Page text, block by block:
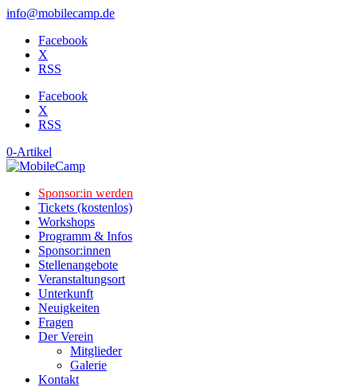
info@mobilecamp.de
Facebook
X
RSS
Facebook
X
RSS
0-Artikel
Sponsor:in werden
Tickets (kostenlos)
Workshops
Programm & Infos
Sponsor:innen
Stellenangebote
Veranstaltungsort
Unterkunft
Neuigkeiten
Fragen
Der Verein
Mitglieder
Galerie
Kontakt